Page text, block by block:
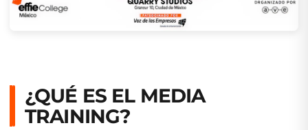
¿QUÉ ES EL MEDIA
TRAINING?